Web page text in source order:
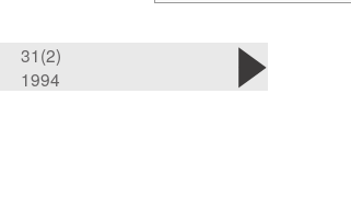
31(2)
1994